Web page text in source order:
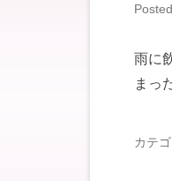
雨に
まっ
カテ